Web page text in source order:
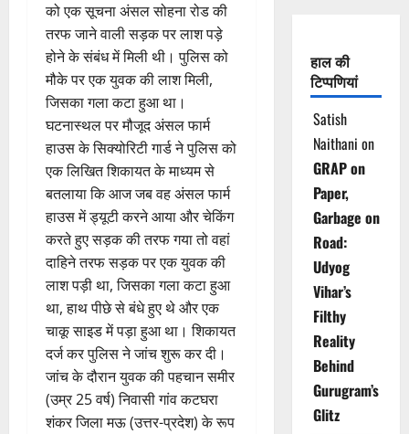
को एक सूचना अंसल सोहना रोड की
तरफ जाने वाली सड़क पर लाश पड़े
होने के संबंध में मिली थी। पुलिस को
मौके पर एक युवक की लाश मिली,
जिसका गला कटा हुआ था।
घटनास्थल पर मौजूद अंसल फार्म
हाउस के सिक्योरिटी गार्ड ने पुलिस को
एक लिखित शिकायत के माध्यम से
बतलाया कि आज जब वह अंसल फार्म
हाउस में ड्यूटी करने आया और चेकिंग
करते हुए सड़क की तरफ गया तो वहां
दाहिने तरफ सड़क पर एक युवक की
लाश पड़ी था, जिसका गला कटा हुआ
था, हाथ पीछे से बंधे हुए थे और एक
चाकू साइड में पड़ा हुआ था। शिकायत
दर्ज कर पुलिस ने जांच शुरू कर दी।
जांच के दौरान युवक की पहचान समीर
(उम्र 25 वर्ष) निवासी गांव कटघरा
शंकर जिला मऊ (उत्तर-प्रदेश) के रूप
हाल की
टिप्पणियां
Satish
Naithani on
GRAP on
Paper,
Garbage on
Road:
Udyog
Vihar’s
Filthy
Reality
Behind
Gurugram’s
Glitz